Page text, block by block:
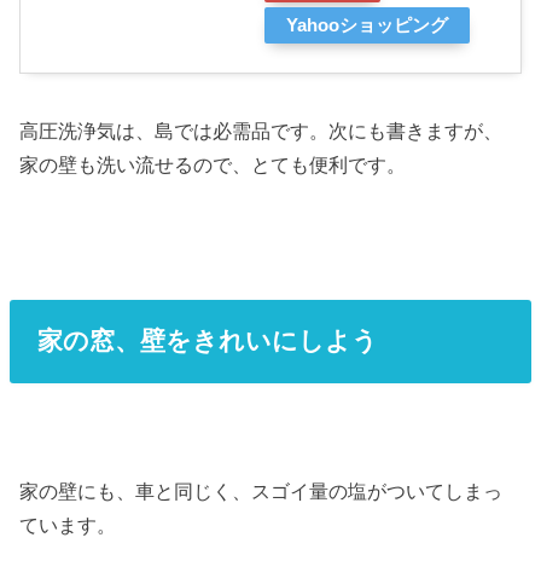
Yahooショッピング
高圧洗浄気は、島では必需品です。次にも書きますが、
家の壁も洗い流せるので、とても便利です。
家の窓、壁をきれいにしよう
家の壁にも、車と同じく、スゴイ量の塩がついてしまっ
ています。